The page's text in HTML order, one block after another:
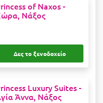
of Naxos -
Νάξος
Δες το ξενοδοχείο
Luxury Suites -
Άννα, Νάξος